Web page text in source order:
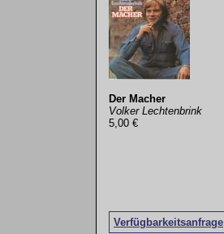
Der Macher
Volker Lechtenbrink
5,00 €
Verfügbarkeitsanfrage